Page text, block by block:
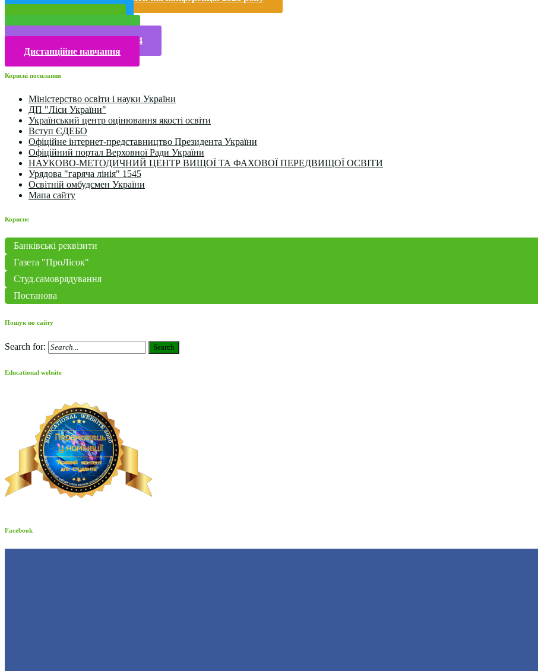
Конкурси та олімпіади 2024
Дистанційне навчання
Корисні посилання
Міністерство освіти і науки України
ДП "Ліси України"
Український центр оцінювання якості освіти
Вступ ЄДЕБО
Офіційне інтернет-представництво Президента України
Офіційний портал Верховної Ради України
НАУКОВО-МЕТОДИЧНИЙ ЦЕНТР ВИЩОЇ ТА ФАХОВОЇ ПЕРЕДВИЩОЇ ОСВІТИ
Урядова "гаряча лінія" 1545
Освітній омбудсмен України
Мапа сайту
Корисне
Банківські реквізити
Газета "ПроЛісок"
Студ.самоврядування
Постанова
Пошук по сайту
Search for: Search
Educational website
Facebook